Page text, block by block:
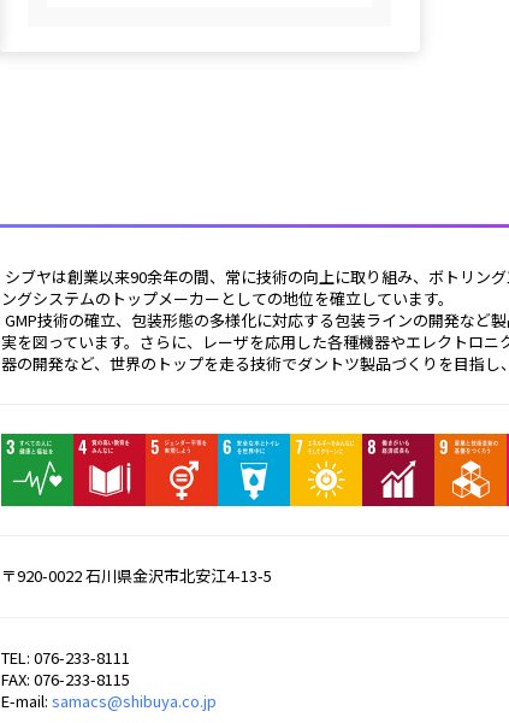
ングシステムのトップメーカーとしての地位を確立しています。
実を図っています。さらに、レーザを応用した各種機器やエレクトロ
器の開発など、世界のトップを走る技術でダントツ製品づくりを目指
〒920-0022 石川県金沢市北安江4-13-5
TEL: 076-233-8111
FAX: 076-233-8115
E-mail: samacs@shibuya.co.jp